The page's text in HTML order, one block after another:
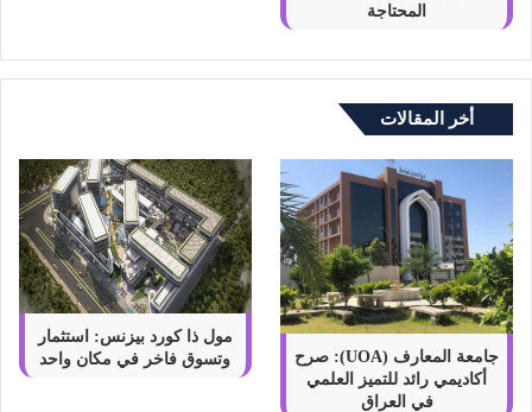
المحتاجة
أخر المقالات
جامعة المعارف (UOA): صرح
أكاديمي رائد للتميز العلمي
في العراق
مول ذا كورد بيزنس: استثمار
وتسوق فاخر في مكان واحد